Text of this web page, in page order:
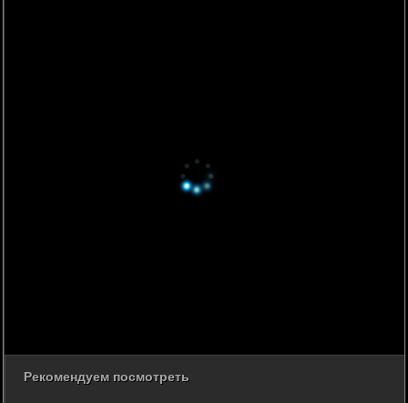
Рекомендуем посмотреть